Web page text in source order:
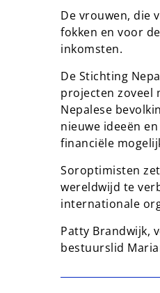
De vrouwen, die
fokken en voor
inkomsten.
De Stichting
projecten zoveel
Nepalese
nieuwe ideeën
financiële
Soroptimisten
wereldwijd te
internationale
Patty Brandwijk,
bestuurslid